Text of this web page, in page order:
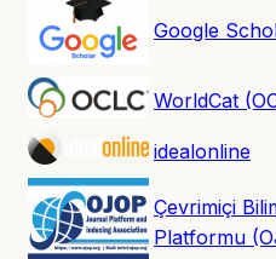
Google
WorldCat
idealonline
Çevrimiçi
Platformu